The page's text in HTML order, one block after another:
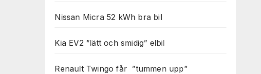
Nissan Micra 52 kWh bra bil
Kia EV2 ”lätt och smidig” elbil
Renault Twingo får ”tummen upp”